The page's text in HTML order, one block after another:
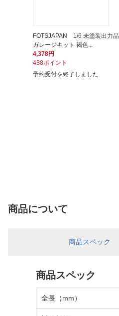
FOTSJAPAN 1/6 未塗装出力品
ガレージキット 褐色...
4,378円
438ポイント
予約受付を終了しました
商品について
商品スペック
商品スペック
全長（mm）